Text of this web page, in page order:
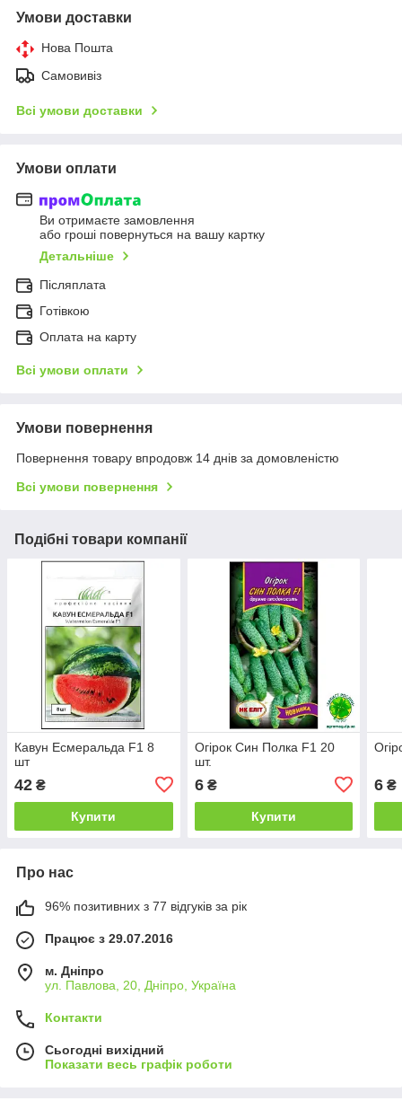
Умови доставки
Нова Пошта
Самовивіз
Всі умови доставки
Умови оплати
Ви отримаєте замовлення
або гроші повернуться на вашу картку
Детальніше
Післяплата
Готівкою
Оплата на карту
Всі умови оплати
Умови повернення
Повернення товару впродовж 14 днів за домовленістю
Всі умови повернення
Подібні товари компанії
Кавун Есмеральда F1 8
шт
42 ₴
Купити
Огірок Син Полка F1 20
шт.
6₴
Купити
6 ₴
Про нас
96% позитивних з 77 відгуків за рік
Працює з 29.07.2016
м. Дніпро
ул. Павлова, 20, Дніпро, Україна
Контакти
Сьогодні вихідний
Показати весь графік роботи